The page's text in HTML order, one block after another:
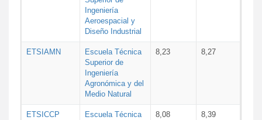
Ingeniería
Aeroespacial y
Diseño Industrial
ETSIAMN
Escuela Técnica
Superior de
Ingeniería
Agronómica y del
Medio Natural
8,23 8,27
ETSICCP
Escuela Técnica
8,08 8,39